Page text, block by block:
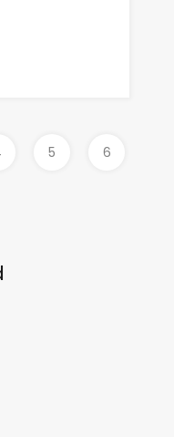
5 6